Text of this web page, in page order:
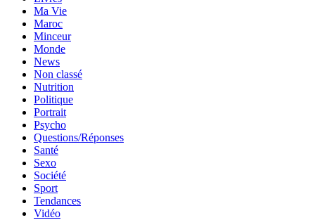
Ma Vie
Maroc
Minceur
Monde
News
Non classé
Nutrition
Politique
Portrait
Psycho
Questions/Réponses
Santé
Sexo
Société
Sport
Tendances
Vidéo